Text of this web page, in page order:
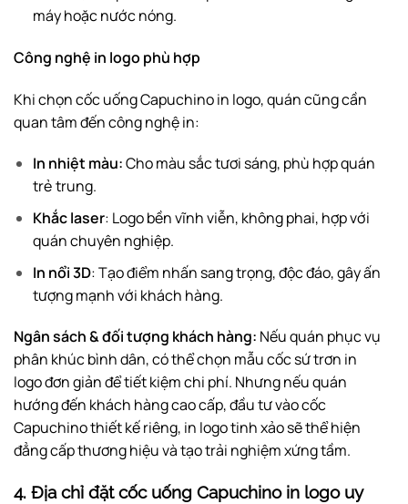
máy hoặc nước nóng.
Công nghệ in logo phù hợp
Khi chọn cốc uống Capuchino in logo, quán cũng cần
quan tâm đến công nghệ in:
In nhiệt màu:Cho màu sắc tươi sáng, phù hợp quán
trẻ trung.
Khắc laser: Logo bền vĩnh viễn, không phai, hợp với
quán chuyên nghiệp.
In nổi 3D: Tạo điểm nhấn sang trọng, độc đáo, gây ấn
tượng mạnh với khách hàng.
Ngân sách & đối tượng khách hàng: Nếu quán phục vụ
phân khúc bình dân, có thể chọn mẫu cốc sứ trơn in
logo đơn giản để tiết kiệm chi phí. Nhưng nếu quán
hướng đến khách hàng cao cấp, đầu tư vào cốc
Capuchino thiết kế riêng, in logo tinh xảo sẽ thể hiện
đẳng cấp thương hiệu và tạo trải nghiệm xứng tầm.
4. Địa chỉ đặt cốc uống Capuchino in logo uy